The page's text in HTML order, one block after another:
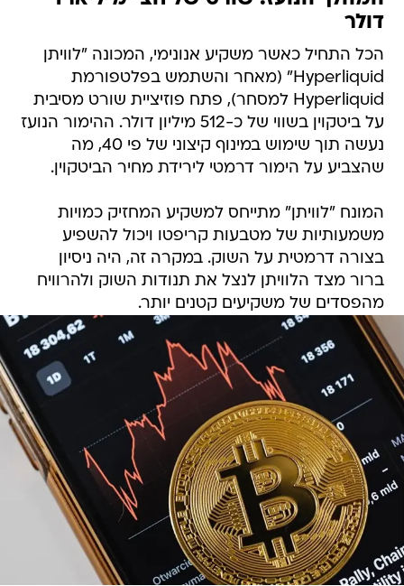
דולר
הכל התחיל כאשר משקיע אנונימי, המכונה "לוויתן
Hyperliquid" (מאחר והשתמש בפלטפורמת
Hyperliquid למסחר), פתח פוזיציית שורט מסיבית
על ביטקוין בשווי של כ-512 מיליון דולר. ההימור הנועז
נעשה תוך שימוש במינוף קיצוני של פי 40, מה
שהצביע על הימור דרמטי לירידת מחיר הביטקוין.
המונח "לוויתן" מתייחס למשקיע המחזיק כמויות
משמעותיות של מטבעות קריפטו ויכול להשפיע
בצורה דרמטית על השוק. במקרה זה, היה ניסיון
ברור מצד הלוויתן לנצל את תנודות השוק ולהרוויח
מהפסדים של משקיעים קטנים יותר.